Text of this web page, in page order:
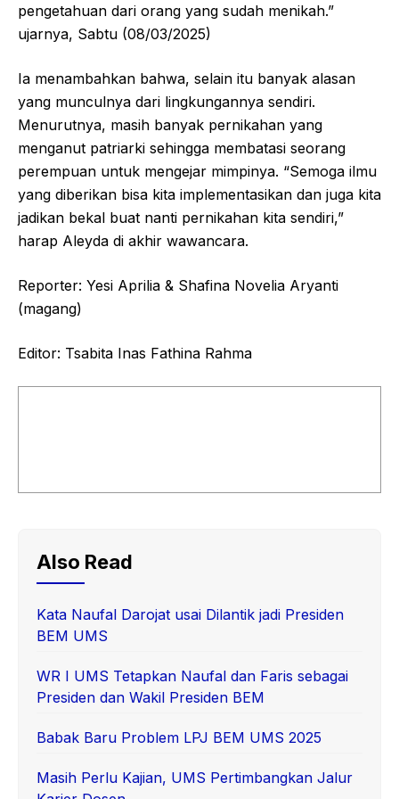
pengetahuan dari orang yang sudah menikah.”
ujarnya, Sabtu (08/03/2025)
Ia menambahkan bahwa, selain itu banyak alasan
yang munculnya dari lingkungannya sendiri.
Menurutnya, masih banyak pernikahan yang
menganut patriarki sehingga membatasi seorang
perempuan untuk mengejar mimpinya. “Semoga ilmu
yang diberikan bisa kita implementasikan dan juga kita
jadikan bekal buat nanti pernikahan kita sendiri,”
harap Aleyda di akhir wawancara.
Reporter: Yesi Aprilia & Shafina Novelia Aryanti
(magang)
Editor: Tsabita Inas Fathina Rahma
Also Read
Kata Naufal Darojat usai Dilantik jadi Presiden
BEM UMS
WR I UMS Tetapkan Naufal dan Faris sebagai
Presiden dan Wakil Presiden BEM
Babak Baru Problem LPJ BEM UMS 2025
Masih Perlu Kajian, UMS Pertimbangkan Jalur